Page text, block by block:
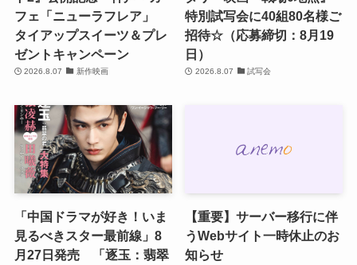
フェ「ニューラフレア」
タイアップスイーツ＆プレ
ゼントキャンペーン
2026.8.07 新作映画
特別試写会に40組80名様ご
招待☆（応募締切：8月19
日）
2026.8.07 試写会
「中国ドラマが好き！いま
見るべきスター最前線」8
月27日発売 「逐玉：翡翠
【重要】サーバー移行に伴
うWebサイト一時休止のお
知らせ